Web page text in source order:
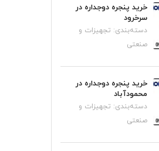
خرید پنجره دوجداره در
سرخرود
دسته‌بندی: تجهیزات و
صنعتی
خرید پنجره دوجداره در
محمودآباد
دسته‌بندی: تجهیزات و
صنعتی